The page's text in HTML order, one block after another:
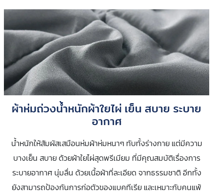
ผ้าห่มถ่วงน้ำหนักผ้าใยไผ่ เย็น สบาย ระบาย
อากาศ
น้ำหนักให้สัมผัสเสมือนห่มผ้าห่มหนาๆ ทับทั้งร่างกาย แต่มีความ
บางเย็น สบาย ด้วยผ้าใยไผ่สุดพรีเมียม ที่มีคุณสมบัติเรื่องการ
ระบายอากาศ​ นุ่มลื่น ด้วยเนื้อผ้าที่ละเอียด จากธรรมชาติ อีกทั้ง
ยังสามารถป้องกันการก่อตัวของแบคทีเรีย และเหมาะกับคนแพ้